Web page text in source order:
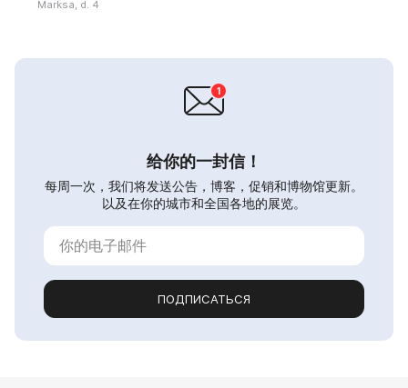
Marksa, d. 4
给你的一封信！
每周一次，我们将发送公告，博客，促销和博物馆更新。
以及在你的城市和全国各地的展览。
ПОДПИСАТЬСЯ